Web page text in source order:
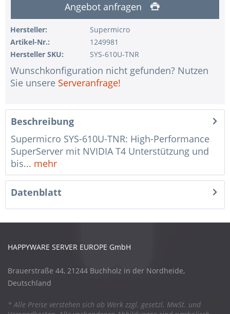
Angebot anfragen
Hersteller:
Supermicro
Artikel-Nr.:
1249981
Hersteller SKU:
SYS-610U-TNR
Wunschkonfiguration nicht gefunden? Nutzen
Sie unsere Serveranfrage!
Beschreibung
Supermicro SYS-610U-TNR: High-Performance
SuperServer mit NVIDIA T4 Unterstützung und
bis... mehr
Datenblatt
HAPPYWARE SERVER EUROPE GmbH
Brauerstraße 44, 21244 Buchholz in der Nordheide,
Deutschland
* Alle Preise verstehen sich ab Werk zzgl. gesetzl. MwSt. und